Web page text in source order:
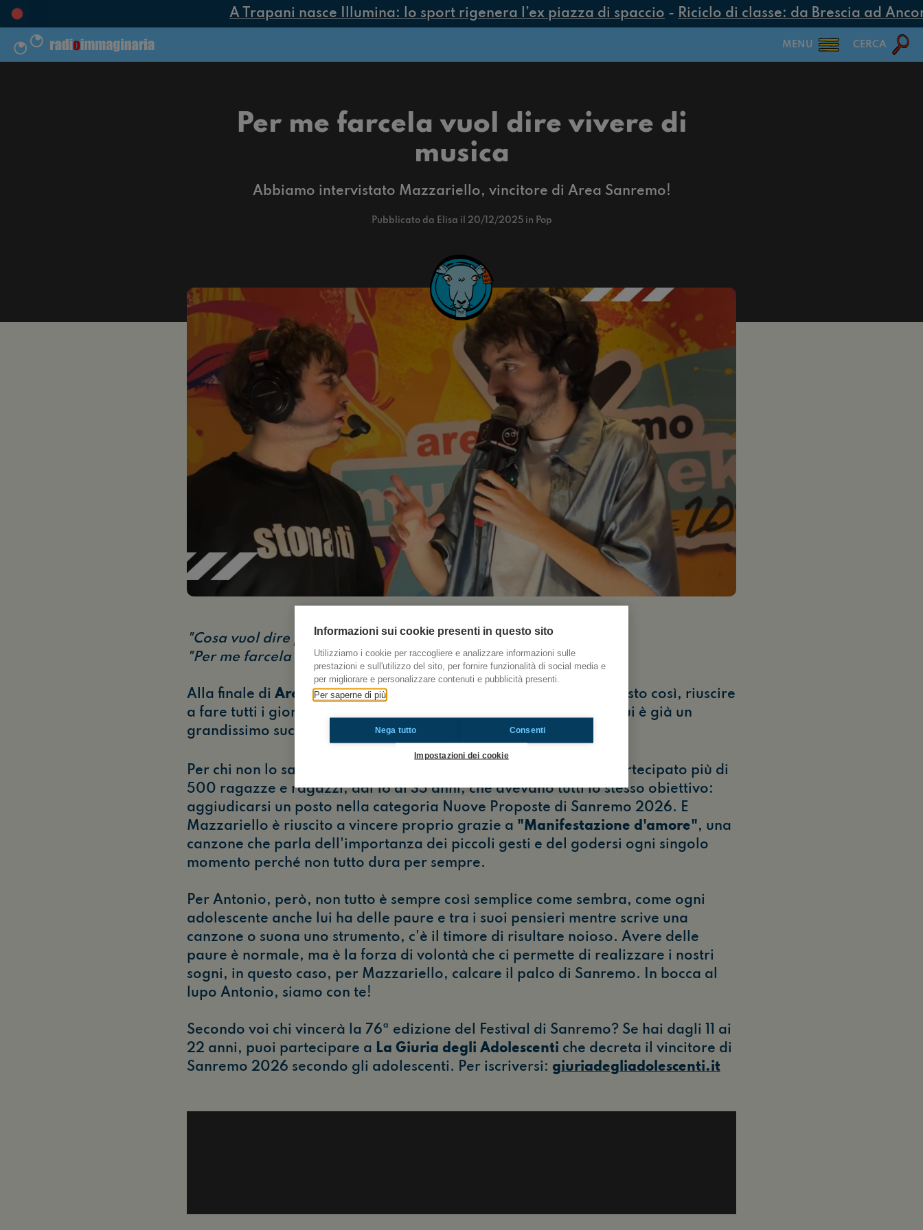
A Trapani nasce Illumina: lo sport rigenera l’ex piazza di spaccio-Riciclo di classe: da Brescia ad
MENU CERCA
Per me farcela vuol dire vivere di
musica
Abbiamo intervistato Mazzariello, vincitore di Area Sanremo!
Pubblicato da Elisa il 20/12/2025 in Pop
"Cosa vuol dire per te farcela?"
"Per me farcela significa poter vivere di musica"
Alla finale di Area Sanremo 2025
Antonio Mazzariello ci ha risposto così, riuscire
a fare tutti i giorni ciò che ama, e trovarsi ad Area Sanremo per lui è già un
grandissimo successo!
Per chi non lo sapesse, Area Sanremo è un contest a cui hanno partecipato più di
500 ragazze e ragazzi, dai 16 ai 35 anni, che avevano tutti lo stesso obiettivo:
aggiudicarsi un posto nella categoria Nuove Proposte di Sanremo 2026. E
Mazzariello è riuscito a vincere proprio grazie a "Manifestazione d'amore", una
canzone che parla dell'importanza dei piccoli gesti e del godersi ogni singolo
momento perché non tutto dura per sempre.
Per Antonio, però, non tutto è sempre così semplice come sembra, come ogni
adolescente anche lui ha delle paure e tra i suoi pensieri mentre scrive una
canzone o suona uno strumento, c'è il timore di risultare noioso. Avere delle
paure è normale, ma è la forza di volontà che ci permette di realizzare i nostri
sogni, in questo caso, per Mazzariello, calcare il palco di Sanremo. In bocca al
lupo Antonio, siamo con te!
Secondo voi chi vincerà la 76ª edizione del Festival di Sanremo? Se hai dagli 11 ai
22 anni, puoi partecipare a La Giuria degli Adolescenti che decreta il vincitore di
Sanremo 2026 secondo gli adolescenti. Per iscriversi: giuriadegliadolescenti.it
Informazioni sui cookie presenti in questo sito
Utilizziamo i cookie per raccogliere e analizzare informazioni sulle
prestazioni e sull'utilizzo del sito, per fornire funzionalità di social media e
per migliorare e personalizzare contenuti e pubblicità presenti.
Per saperne di più
Nega tutto Consenti
Impostazioni dei cookie